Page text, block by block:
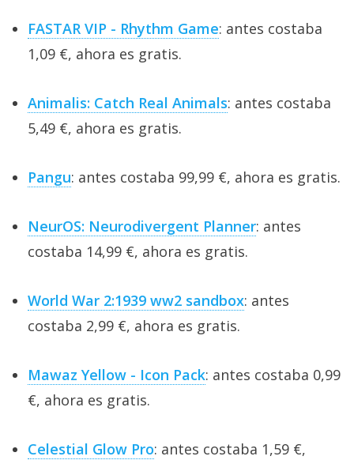
FASTAR VIP - Rhythm Game: antes costaba
1,09 €, ahora es gratis.
Animalis: Catch Real Animals: antes costaba
5,49 €, ahora es gratis.
Pangu: antes costaba 99,99 €, ahora es gratis.
NeurOS: Neurodivergent Planner: antes
costaba 14,99 €, ahora es gratis.
World War 2:1939 ww2 sandbox: antes
costaba 2,99 €, ahora es gratis.
Mawaz Yellow - Icon Pack: antes costaba 0,99
€, ahora es gratis.
Celestial Glow Pro: antes costaba 1,59 €,